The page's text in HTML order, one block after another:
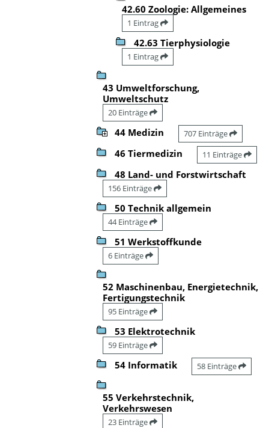
42.60 Zoologie: Allgemeines
1 Eintrag
42.63 Tierphysiologie
1 Eintrag
43 Umweltforschung,
Umweltschutz
20 Einträge
44 Medizin 707 Einträge
46 Tiermedizin 11 Einträge
48 Land- und Forstwirtschaft
156 Einträge
50 Technik allgemein
44 Einträge
51 Werkstoffkunde
6 Einträge
52 Maschinenbau, Energietechnik,
Fertigungstechnik
95 Einträge
53 Elektrotechnik
59 Einträge
54 Informatik 58 Einträge
55 Verkehrstechnik,
Verkehrswesen
23 Einträge